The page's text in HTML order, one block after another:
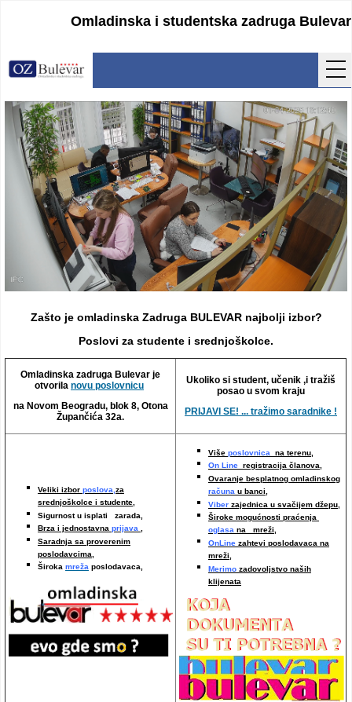
Omladinska i studentska zadruga Bulevar
Početna
Usluge
Uputstva
Cenovnik
Kontakt
Lokacija
Zašto je omladinska Zadruga BULEVAR najbolji izbor?
Poslovi za studente i srednjoškolce.
Omladinska zadruga Bulevar je
otvorila novu poslovnicu
na Novom Beogradu, blok 8, Otona
Župančića 32a.
Ukoliko si student, učenik ,i tražiš
posao u svom kraju
PRIJAVI SE! ... tražimo saradnike !
Veliki izbor poslova,za
srednjoškolce i studente,
Sigurnost u isplati zarada,
Brza i jednostavna prijava ,
Saradnja sa proverenim
poslodavcima,
Široka mreža poslodavaca,
Više poslovnica na terenu,
On Line registracija članova,
Ovaranje besplatnog omladinskog
računa u banci,
Viber zajednica u svačijem džepu,
Široke mogućnosti praćenja
oglasa na mreži,
OnLine zahtevi poslodavaca na
mreži,
Merimo zadovoljstvo naših
klijenata